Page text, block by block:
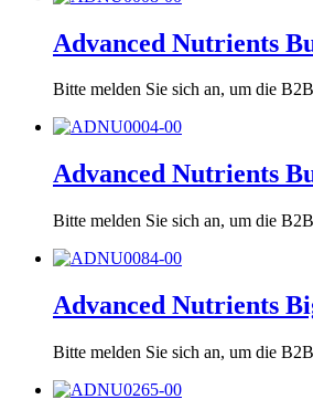
Advanced Nutrients
Bitte melden Sie sich an, um die
Advanced Nutrients
Bitte melden Sie sich an, um die
Advanced Nutrients
Bitte melden Sie sich an, um die